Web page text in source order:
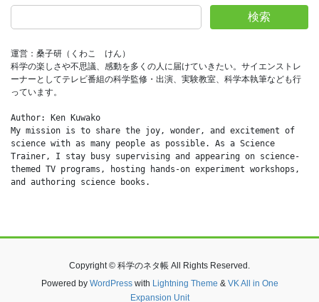
検索
運営：桑子研（くわこ　けん）
科学の楽しさや不思議、感動を多くの人に届けていきたい。サイエンストレ
ーナーとしてテレビ番組の科学監修・出演、実験教室、科学本執筆なども行
っています。
Author: Ken Kuwako
My mission is to share the joy, wonder, and excitement of
science with as many people as possible. As a Science
Trainer, I stay busy supervising and appearing on science-
themed TV programs, hosting hands-on experiment workshops,
and authoring science books.
Copyright © 科学のネタ帳 All Rights Reserved.
Powered by WordPresswith Lightning Theme & VK All in One
Expansion Unit